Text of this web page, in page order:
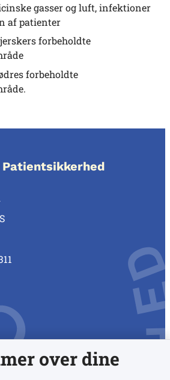
gasser og luft, infektioner
af patienter
forbeholdte
forbeholdte
over dine